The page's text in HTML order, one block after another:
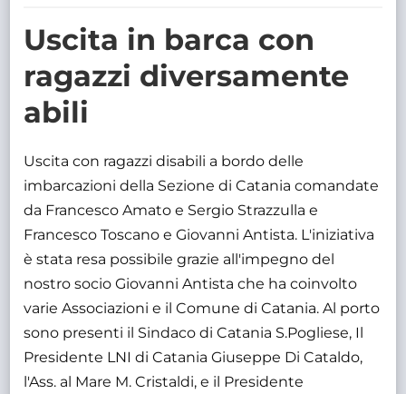
Uscita in barca con
ragazzi diversamente
abili
Uscita con ragazzi disabili a bordo delle
imbarcazioni della Sezione di Catania comandate
da Francesco Amato e Sergio Strazzulla e
Francesco Toscano e Giovanni Antista. L'iniziativa
è stata resa possibile grazie all'impegno del
nostro socio Giovanni Antista che ha coinvolto
varie Associazioni e il Comune di Catania. Al porto
sono presenti il Sindaco di Catania S.Pogliese, Il
Presidente LNI di Catania Giuseppe Di Cataldo,
l'Ass. al Mare M. Cristaldi, e il Presidente